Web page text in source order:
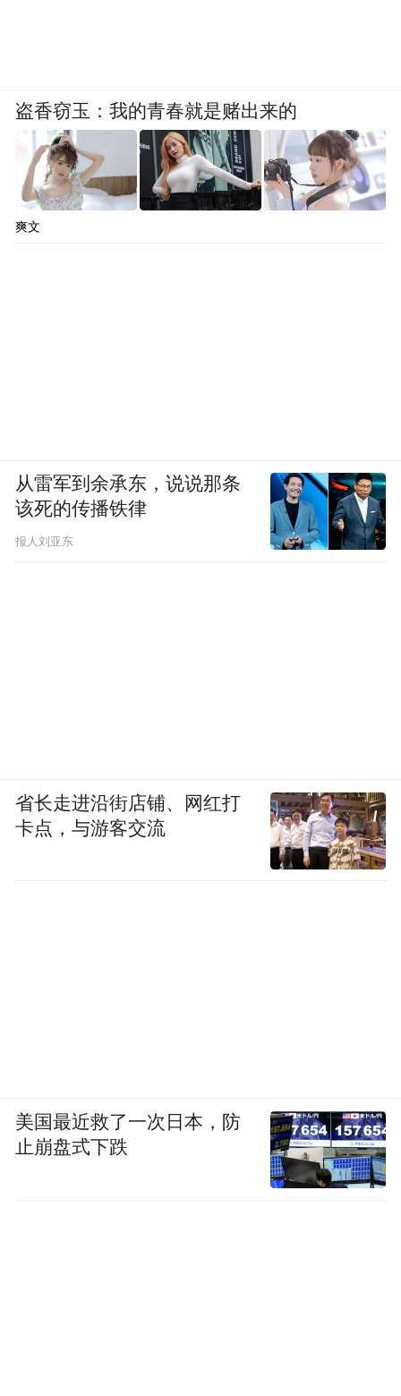
盗香窃玉：我的青春就是赌出来的
爽文
从雷军到余承东，说说那条
该死的传播铁律
报人刘亚东
省长走进沿街店铺、网红打
卡点，与游客交流
美国最近救了一次日本，防
止崩盘式下跌